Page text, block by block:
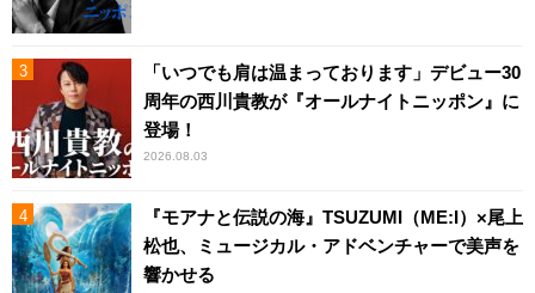
「いつでも肩は温まっております」デビュー30
周年の西川貴教が『オールナイトニッポン』に
登場！
2026.08.03
『モアナと伝説の海』TSUZUMI（ME:I）×尾上
松也、ミュージカル・アドベンチャーで美声を
響かせる